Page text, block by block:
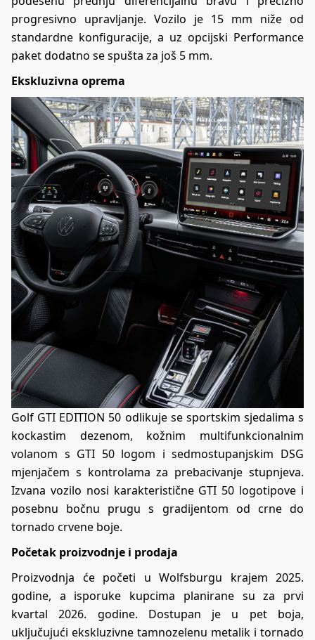
progresivno upravljanje. Vozilo je 15 mm niže od
standardne konfiguracije, a uz opcijski Performance
paket dodatno se spušta za još 5 mm.
Ekskluzivna oprema
Golf GTI EDITION 50 odlikuje se sportskim sjedalima s
kockastim dezenom, kožnim multifunkcionalnim
volanom s GTI 50 logom i sedmostupanjskim DSG
mjenjačem s kontrolama za prebacivanje stupnjeva.
Izvana vozilo nosi karakteristične GTI 50 logotipove i
posebnu bočnu prugu s gradijentom od crne do
tornado crvene boje.
Početak proizvodnje i prodaja
Proizvodnja će početi u Wolfsburgu krajem 2025.
godine, a isporuke kupcima planirane su za prvi
kvartal 2026. godine. Dostupan je u pet boja,
uključujući ekskluzivne tamnozelenu metalik i tornado